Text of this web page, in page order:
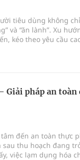
tiêu dùng không
và “ăn lành”. Xu
kéo theo yêu cầu
Giải pháp an toàn
đến an toàn thực
sau thu hoạch đang
việc lạm dụng hóa